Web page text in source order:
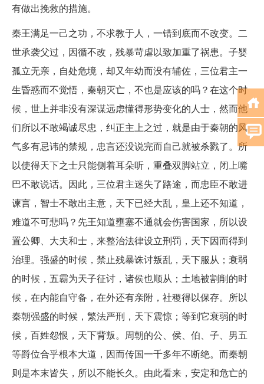
有做出挽救的措施。
秦王满足一己之功，不求教于人，一错到底而不改变。二
世承袭父过，因循不改，残暴苛虐以致加重了祸患。子婴
孤立无亲，自处危境，却又年幼而没有辅佐，三位君主一
生昏惑而不觉悟，秦朝灭亡，不也是应该的吗？在这个时
候，世上并非没有深谋远虑懂得形势变化的人士，然而他
们所以不敢竭诚尽忠，纠正主上之过，就是由于秦朝的风
气多有忌讳的禁规，忠言还没说完而自己就被杀戮了。所
以使得天下之士只能侧着耳朵听，重叠双脚站立，闭上嘴
巴不敢说话。因此，三位君主迷失了路途，而忠臣不敢进
谏言，智士不敢出主意，天下已经大乱，皇上还不知道，
难道不可悲吗？先王知道壅塞不通就会伤害国家，所以设
置公卿、大夫和士，来整治法律设立刑罚，天下因而得到
治理。强盛的时候，禁止残暴诛讨叛乱，天下服从；衰弱
的时候，五霸为天子征讨，诸侯也顺从；土地被割削的时
候，在内能自守备，在外还有亲附，社稷得以保存。所以
秦朝强盛的时候，繁法严刑，天下震惊；等到它衰弱的时
候，百姓怨恨，天下背叛。周朝的公、侯、伯、子、男五
等爵位合乎根本大道，因而传国一千多年不断绝。而秦朝
则是本末皆失，所以不能长久。由此看来，安定和危亡的